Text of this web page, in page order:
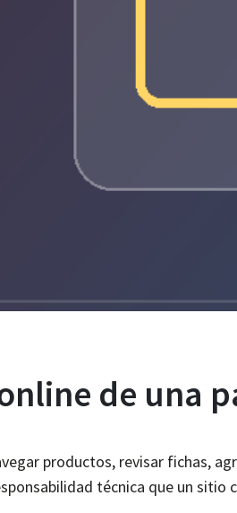
de una
productos, revisar fichas,
técnica que un sitio